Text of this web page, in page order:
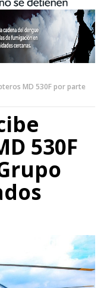
MD 530F por parte
530F